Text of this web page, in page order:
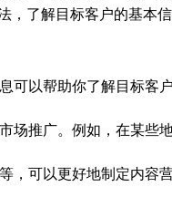
，了解目标客户的基本
可以帮助你了解目标客
场推广。例如，在某些
，可以更好地制定内容